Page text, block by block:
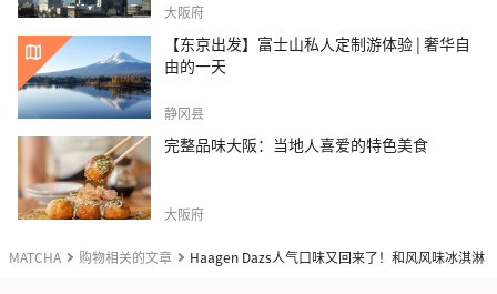
MATCHA 购物相关的文章 Haagen Dazs人气口味又回来了！和风风味冰淇淋
大阪府
【东京出发】富士山私人定制游体验 | 奢华自
由的一天
静冈县
完整品味大阪：当地人喜爱的特色美食
大阪府